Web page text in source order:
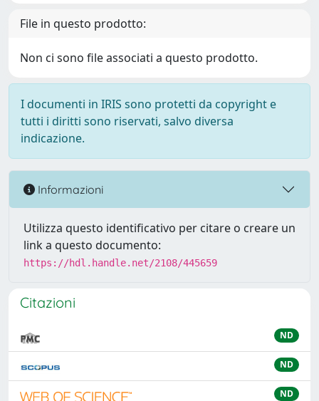
File in questo prodotto:
Non ci sono file associati a questo prodotto.
I documenti in IRIS sono protetti da copyright e
tutti i diritti sono riservati, salvo diversa
indicazione.
Informazioni
Utilizza questo identificativo per citare o creare un
link a questo documento:
https://hdl.handle.net/2108/445659
Citazioni
ND
ND
ND